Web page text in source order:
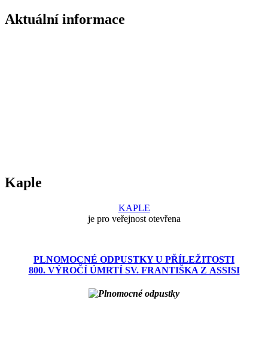
Aktuální informace
Kaple
KAPLE
je pro veřejnost otevřena
PLNOMOCNÉ ODPUSTKY U PŘÍLEŽITOSTI
800. VÝROČÍ ÚMRTÍ SV. FRANTIŠKA Z ASSISI